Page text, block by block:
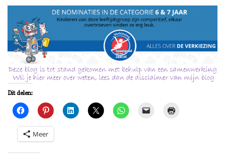
Dit delen:
Meer